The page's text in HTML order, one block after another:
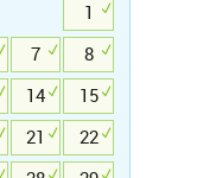
1
7
8
14
15
21
22